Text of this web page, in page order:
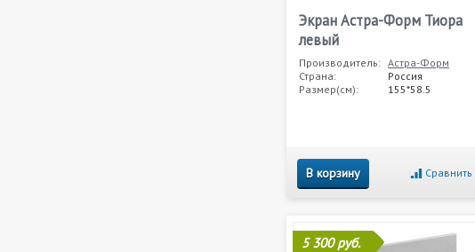
Экран Астра-Форм Тиора
левый
Производитель: Астра-Форм
Страна:
Россия
Размер(см):
155*58.5
В корзину Сравнить
5 300 руб.